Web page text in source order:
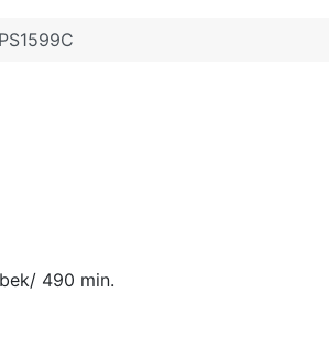
PS1599C
490 min.